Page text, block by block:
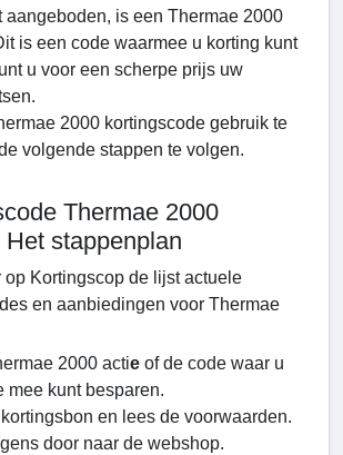
aangeboden, is een Thermae 2000
is een code waarmee u korting kunt
u voor een scherpe prijs uw
2000 kortingscode gebruik te
volgende stappen te volgen.
Thermae 2000
stappenplan
op Kortingscop de lijst actuele
en aanbiedingen voor Thermae
2000 actie of de code waar u
mee kunt besparen.
en lees de voorwaarden.
door naar de webshop.